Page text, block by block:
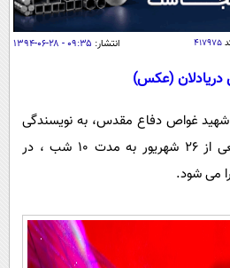
سیاسی
اقتصاد
حوادث
سفر و تفریح
بین الملل
سیاست خارجی
فرهنگ و هنر
فناوری و It
قرآن
۴۱۷۹۷۵ انتشار: ۰۹:۳۵ - ۲۸-۰۶-۱۳۹۴
دریادلان (عکس)
نمایش دریادلان به یاد ۱۷۵ شهید غواص دفاع مقدس، به نویسندگی
و کارگردانی امیرحسین شفیعی از ۲۶ شهریور به مدت ۱۰ شب ، در
می شود.